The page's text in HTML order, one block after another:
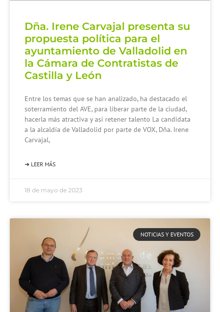
Dña. Irene Carvajal presenta su
propuesta política para el
ayuntamiento de Valladolid en
la Cámara de Contratistas de
Castilla y León
Entre los temas que se han analizado, ha destacado el
soterramiento del AVE, para liberar parte de la ciudad,
hacerla más atractiva y así retener talento La candidata
a la alcaldía de Valladolid por parte de VOX, Dña. Irene
Carvajal,
➜ LEER MÁS
18 de mayo de 2023
NOTICIAS Y EVENTOS